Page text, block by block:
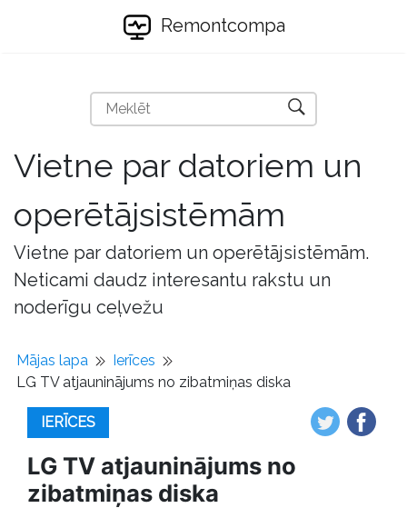
Remontcompa
Vietne par datoriem un
operētājsistēmām
Vietne par datoriem un operētājsistēmām.
Neticami daudz interesantu rakstu un
noderīgu ceļvežu
Mājas lapa
Ierīces
LG TV atjauninājums no zibatmiņas diska
IERĪCES
LG TV atjauninājums no
zibatmiņas diska